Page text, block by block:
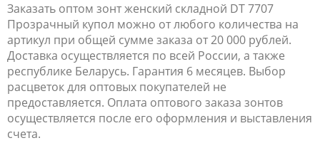
Заказать оптом зонт женский складной DT 7707
Прозрачный купол можно от любого количества на
артикул при общей сумме заказа от 20 000 рублей.
Доставка осуществляется по всей России, а также
республике Беларусь. Гарантия 6 месяцев. Выбор
расцветок для оптовых покупателей не
предоставляется. Оплата оптового заказа зонтов
осуществляется после его оформления и выставления
счета.